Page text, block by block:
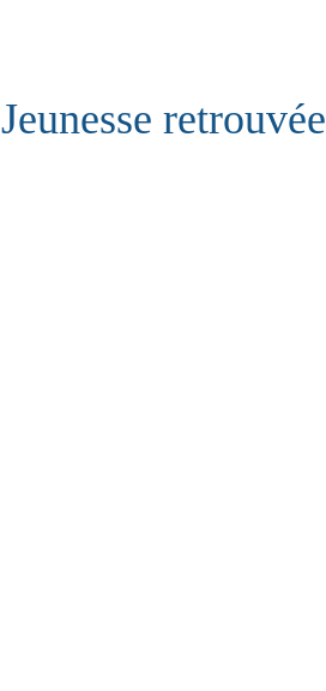
Jeunesse retrouvée